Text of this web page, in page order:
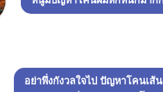
อย่าพึ่งกังวลใจไป ปัญหาโคนเส้